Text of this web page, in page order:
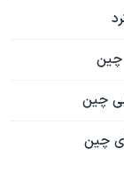
چین
چین
چین